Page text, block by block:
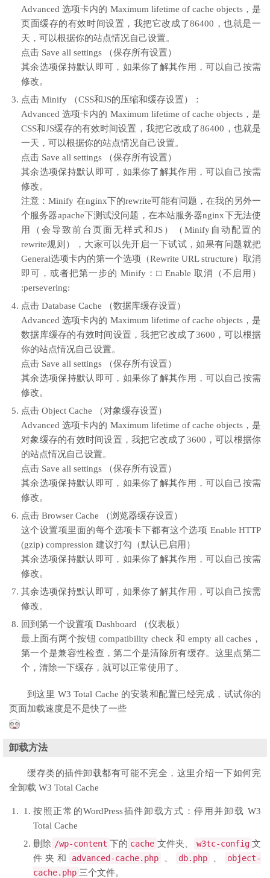
Advanced 选项卡内的 Maximum lifetime of cache objects，是
页面缓存的有效时间设置，我把它改成了86400，也就是一
天，可以根据你的站点情况自己设置。
点击 Save all settings （保存所有设置）
其余选项保持默认即可，如果你了解其作用，可以自己按需
修改。
点击 Minify （CSS和JS的压缩和缓存设置）：
Advanced 选项卡内的 Maximum lifetime of cache objects，是
CSS和JS缓存的有效时间设置，我把它改成了86400，也就是
一天，可以根据你的站点情况自己设置。
点击 Save all settings （保存所有设置）
其余选项保持默认即可，如果你了解其作用，可以自己按需
修改。
注意：Minify 在nginx下的rewrite可能有问题，在我的另外一
个服务器apache下测试没问题，在本站服务器nginx下无法使
用（会导致前台页面无样式和JS）（Minify自动配置的
rewrite规则），大家可以先开启一下试试，如果有问题就把
General选项卡内的第一个选项（Rewrite URL structure）取消
即可，或者把第一步的 Minify：□ Enable 取消（不启用）
:persevering:
点击 Database Cache （数据库缓存设置）
Advanced 选项卡内的 Maximum lifetime of cache objects，是
数据库缓存的有效时间设置，我把它改成了3600，可以根据
你的站点情况自己设置。
点击 Save all settings （保存所有设置）
其余选项保持默认即可，如果你了解其作用，可以自己按需
修改。
点击 Object Cache （对象缓存设置）
Advanced 选项卡内的 Maximum lifetime of cache objects，是
对象缓存的有效时间设置，我把它改成了3600，可以根据你
的站点情况自己设置。
点击 Save all settings （保存所有设置）
其余选项保持默认即可，如果你了解其作用，可以自己按需
修改。
点击 Browser Cache （浏览器缓存设置）
这个设置项里面的每个选项卡下都有这个选项 Enable HTTP
(gzip) compression 建议打勾（默认已启用）
其余选项保持默认即可，如果你了解其作用，可以自己按需
修改。
其余选项保持默认即可，如果你了解其作用，可以自己按需
修改。
回到第一个设置项 Dashboard （仪表板）
最上面有两个按钮 compatibility check 和 empty all caches，
第一个是兼容性检查，第二个是清除所有缓存。这里点第二
个，清除一下缓存，就可以正常使用了。
到这里 W3 Total Cache 的安装和配置已经完成，试试你的
页面加载速度是不是快了一些
卸载方法
缓存类的插件卸载都有可能不完全，这里介绍一下如何完
全卸载 W3 Total Cache
按照正常的WordPress插件卸载方式：停用并卸载 W3
Total Cache
删除 /wp-content 下的 cache 文件夹、 w3tc-config 文
件夹和
advanced -cache. php db. php object-
cache. php 三个文件。